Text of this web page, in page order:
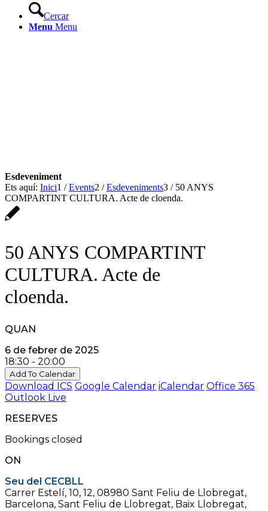
Cercar
Menu Menu
Ets aquí: Inici1 / Events2 / Esdeveniments3 / 50 ANYS
COMPARTINT CULTURA. Acte de cloenda.
50 ANYS COMPARTINT
CULTURA. Acte de
cloenda.
QUAN
6 de febrer de 2025
18:30 - 20:00
Add To Calendar
Download ICS Google Calendar iCalendar Office 365
Outlook Live
RESERVES
Bookings closed
ON
Seu del CECBLL
Carrer Estelí, 10, 12, 08980 Sant Feliu de Llobregat,
Barcelona, Sant Feliu de Llobregat, Baix Llobregat,